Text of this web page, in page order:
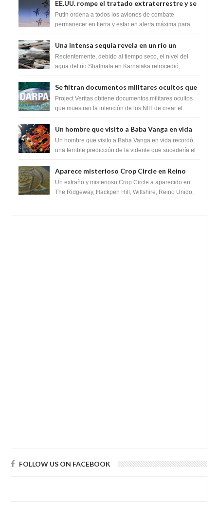
EE.UU. rompe el tratado extraterrestre y se
prepara para destruir el misterioso satélite
"Caballero Negro"
Putin ordena a todos los aviones de combate
permanecer en tierra y estar en alerta máxima para
Una intensa sequía revela en un río un
impresionante hallazgo de miles de Shiva
Lingas
Recientemente, debido al tiempo seco, el nivel del
agua del río Shalmala en Karnataka retrocedió,
Se filtran documentos militares ocultos que
muestran la intención de los NIH de crear el
SARS-CoV-2, utilizando la investigación de
Project Veritas obtiene documentos militares ocultos
que muestran la intención de los NIH de crear el
Un hombre que visito a Baba Vanga en vida
recordó la terrible predicción de la vidente
para febrero de 2022.
Un hombre que visito a Baba Vanga en vida recordó
una terrible predicción de la vidente que sucedería el
Aparece misterioso Crop Circle en Reino
Unido 23 de junio 2016
Un extraño y misterioso Crop Circle a aparecido en
The Ridgeway, Hackpen Hill, Wiltshire, Reino Unido,
FOLLOW US ON FACEBOOK